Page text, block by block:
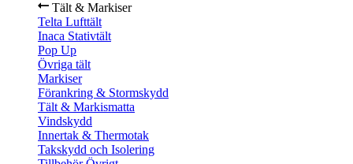
Tält & Markiser
Telta Lufttält
Inaca Stativtält
Pop Up
Övriga tält
Markiser
Förankring & Stormskydd
Tält & Markismatta
Vindskydd
Innertak & Thermotak
Takskydd och Isolering